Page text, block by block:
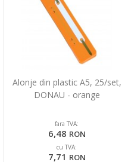
Alonje din plastic A5, 25/set,
DONAU - orange
fara TVA:
6,48 RON
cu TVA:
7,71 RON